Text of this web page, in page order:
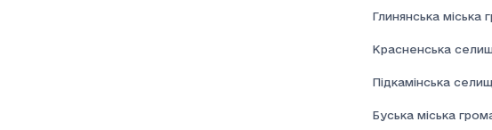
Глинянська міська
Красненська
Підкамінська
Буська міська